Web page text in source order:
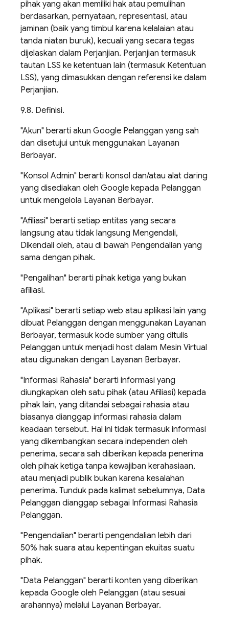
pihak yang akan memiliki hak atau pemulihan
berdasarkan, pernyataan, representasi, atau
jaminan (baik yang timbul karena kelalaian atau
tanda niatan buruk), kecuali yang secara tegas
dijelaskan dalam Perjanjian. Perjanjian termasuk
tautan LSS ke ketentuan lain (termasuk Ketentuan
LSS), yang dimasukkan dengan referensi ke dalam
Perjanjian.
9.8. Definisi.
"Akun" berarti akun Google Pelanggan yang sah
dan disetujui untuk menggunakan Layanan
Berbayar.
"Konsol Admin" berarti konsol dan/atau alat daring
yang disediakan oleh Google kepada Pelanggan
untuk mengelola Layanan Berbayar.
"Afiliasi" berarti setiap entitas yang secara
langsung atau tidak langsung Mengendali,
Dikendali oleh, atau di bawah Pengendalian yang
sama dengan pihak.
"Pengalihan" berarti pihak ketiga yang bukan
afiliasi.
"Aplikasi" berarti setiap web atau aplikasi lain yang
dibuat Pelanggan dengan menggunakan Layanan
Berbayar, termasuk kode sumber yang ditulis
Pelanggan untuk menjadi host dalam Mesin Virtual
atau digunakan dengan Layanan Berbayar.
"Informasi Rahasia" berarti informasi yang
diungkapkan oleh satu pihak (atau Afiliasi) kepada
pihak lain, yang ditandai sebagai rahasia atau
biasanya dianggap informasi rahasia dalam
keadaan tersebut. Hal ini tidak termasuk informasi
yang dikembangkan secara independen oleh
penerima, secara sah diberikan kepada penerima
oleh pihak ketiga tanpa kewajiban kerahasiaan,
atau menjadi publik bukan karena kesalahan
penerima. Tunduk pada kalimat sebelumnya, Data
Pelanggan dianggap sebagai Informasi Rahasia
Pelanggan.
"Pengendalian" berarti pengendalian lebih dari
50% hak suara atau kepentingan ekuitas suatu
pihak.
"Data Pelanggan" berarti konten yang diberikan
kepada Google oleh Pelanggan (atau sesuai
arahannya) melalui Layanan Berbayar.